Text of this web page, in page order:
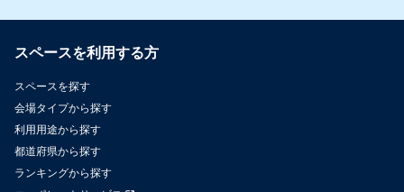
スペースを利用する方
スペースを探す
会場タイプから探す
利用用途から探す
都道府県から探す
ランキングから探す